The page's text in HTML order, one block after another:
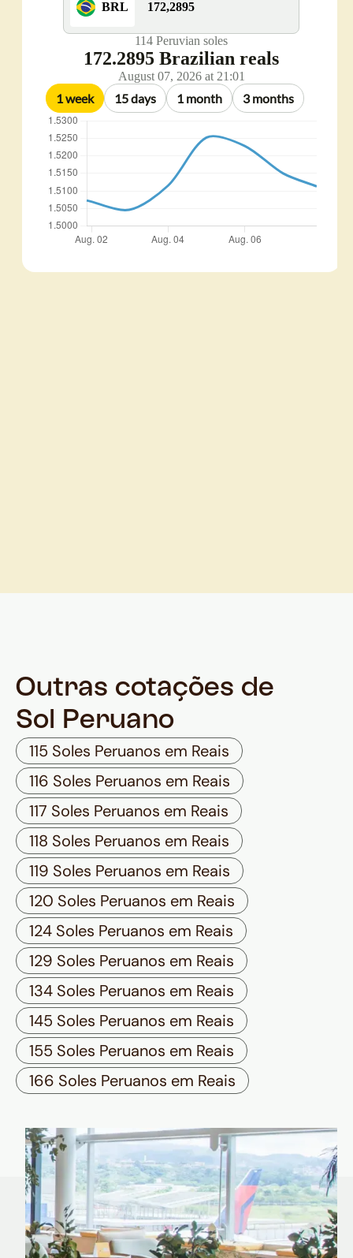
Outras cotações de
Sol Peruano
115 Soles Peruanos em Reais
116 Soles Peruanos em Reais
117 Soles Peruanos em Reais
118 Soles Peruanos em Reais
119 Soles Peruanos em Reais
120 Soles Peruanos em Reais
124 Soles Peruanos em Reais
129 Soles Peruanos em Reais
134 Soles Peruanos em Reais
145 Soles Peruanos em Reais
155 Soles Peruanos em Reais
166 Soles Peruanos em Reais
Quem é Nomad tem